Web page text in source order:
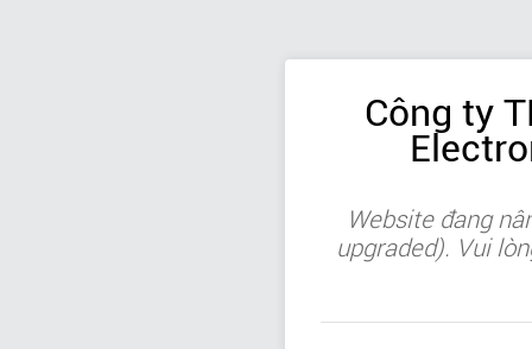
Công ty
Website đang
upgraded). Vui